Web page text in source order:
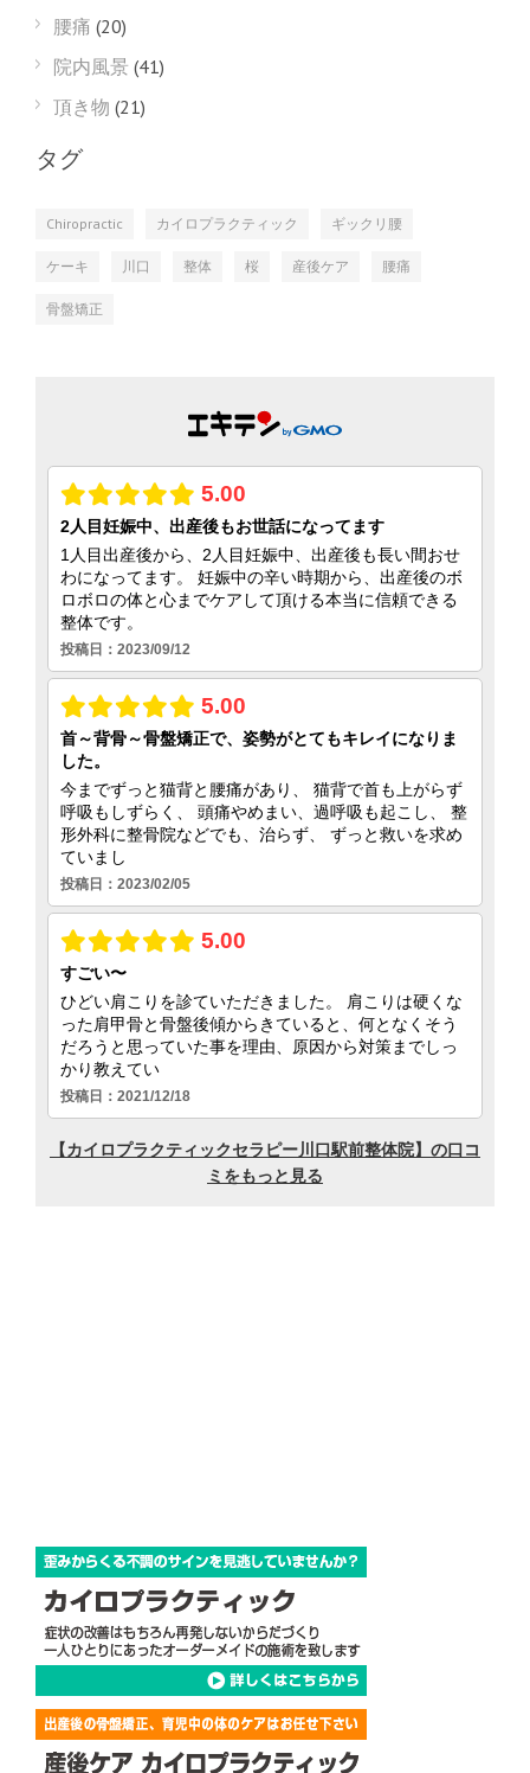
腰痛 (20)
院内風景 (41)
頂き物 (21)
タグ
Chiropractic カイロプラクティック ギックリ腰
ケーキ 川口 整体 桜 産後ケア 腰痛
骨盤矯正